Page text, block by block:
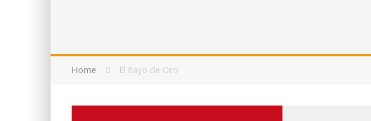
Home El Rayo de Oro